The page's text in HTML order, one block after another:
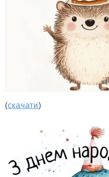
(скачати)